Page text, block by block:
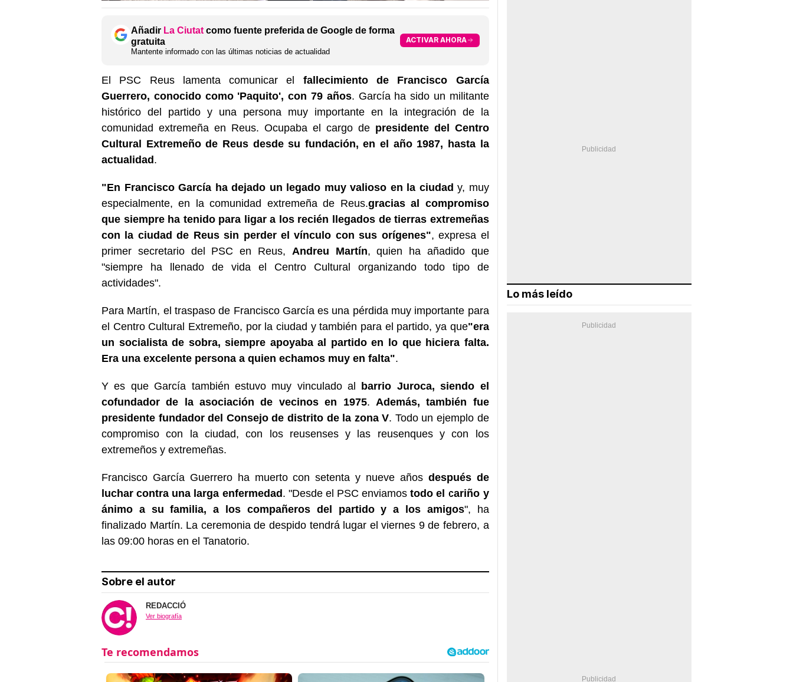
Añadir La Ciutat como fuente preferida de Google de forma
gratuita
Mantente informado con las últimas noticias de actualidad
ACTIVAR AHORA
El PSC Reus lamenta comunicar el fallecimiento de Francisco García
Guerrero, conocido como 'Paquito', con 79 años. García ha sido un militante
histórico del partido y una persona muy importante en la integración de la
comunidad extremeña en Reus. Ocupaba el cargo de presidente del Centro
Cultural Extremeño de Reus desde su fundación, en el año 1987, hasta la
actualidad.
"En Francisco García ha dejado un legado muy valioso en la ciudad y, muy
especialmente, en la comunidad extremeña de Reus.gracias al compromiso
que siempre ha tenido para ligar a los recién llegados de tierras extremeñas
con la ciudad de Reus sin perder el vínculo con sus orígenes", expresa el
primer secretario del PSC en Reus, Andreu Martín, quien ha añadido que
"siempre ha llenado de vida el Centro Cultural organizando todo tipo de
actividades".
Para Martín, el traspaso de Francisco García es una pérdida muy importante para
el Centro Cultural Extremeño, por la ciudad y también para el partido, ya que"era
un socialista de sobra, siempre apoyaba al partido en lo que hiciera falta.
Era una excelente persona a quien echamos muy en falta".
Y es que García también estuvo muy vinculado al barrio Juroca, siendo el
cofundador de la asociación de vecinos en 1975. Además, también fue
presidente fundador del Consejo de distrito de la zona V. Todo un ejemplo de
compromiso con la ciudad, con los reusenses y las reusenques y con los
extremeños y extremeñas.
Francisco García Guerrero ha muerto con setenta y nueve añosdespués de
luchar contra una larga enfermedad. "Desde el PSC enviamos todo el cariño y
ánimo a su familia, a los compañeros del partido y a los amigos", ha
finalizado Martín. La ceremonia de despido tendrá lugar el viernes 9 de febrero, a
las 09:00 horas en el Tanatorio.
Sobre el autor
REDACCIÓ
Ver biografía
Lo más leído